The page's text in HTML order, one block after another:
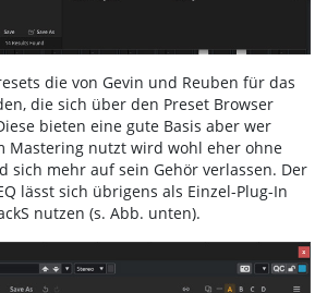
die von Gevin und Reuben für das
die sich über den Preset Browser
bieten eine gute Basis aber wer
Mastering nutzt wird wohl eher ohne
sich mehr auf sein Gehör verlassen. Der
lässt sich übrigens als Einzel-Plug-In
nutzen (s. Abb. unten).